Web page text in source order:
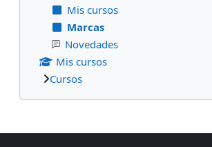
Mis cursos
Marcas
Novedades
Mis cursos
Cursos
Bloques suplementarios